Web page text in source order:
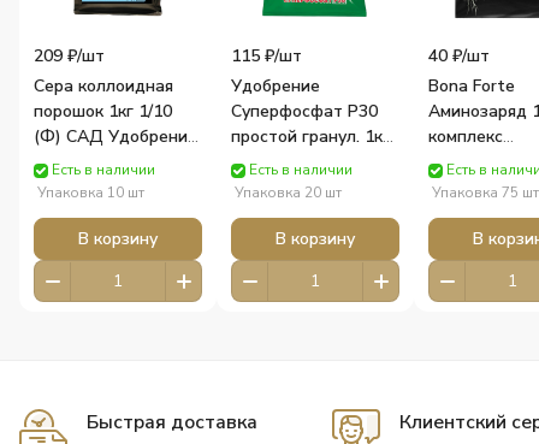
209 ₽/шт
Сера коллоидная
порошок 1кг 1/10
(Ф) САД Удобрения
Пермагробизнес
Есть в наличии
Упаковка 10 шт
В корзину
115 ₽/шт
Удобрение
Суперфосфат Р30
простой гранул. 1кг
( фосфор-30%,
азот-4%) 1/20/960
(ПАБ) САД
Удобрения
Пермагробизнес
Есть в наличии
Упаковка 20 шт
В корзину
40 ₽/шт
Bona Forte
Аминозаряд
комплекс
аминокислот
удобрение,
г (25 штук в
шоубоксе)
Bona
сила
Есть в
Упаковка 75 шт
В
Быстрая доставка Клиентский